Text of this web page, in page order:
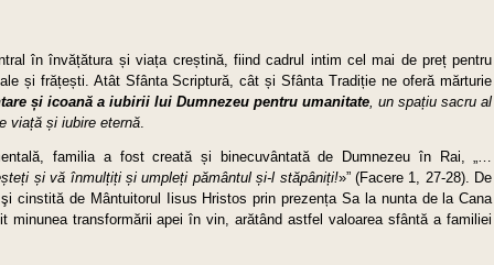
în învățătura și viața creștină, fiind cadrul intim cel mai de preț pentru
și frățești. Atât Sfânta Scriptură, cât și Sfânta Tradiție ne oferă mărturie
și icoană a iubirii lui Dumnezeu pentru umanitate , un spațiu sacru al
viață și iubire eternă.
familia a fost creată și binecuvântată de Dumnezeu în Rai, „…
și vă înmulțiți și umpleți pământul și-l stăpâniți!»” (Facere 1, 27-28). De
cinstită de Mântuitorul Iisus Hristos prin prezența Sa la nunta de la Cana
minunea transformării apei în vin, arătând astfel valoarea sfântă a familiei